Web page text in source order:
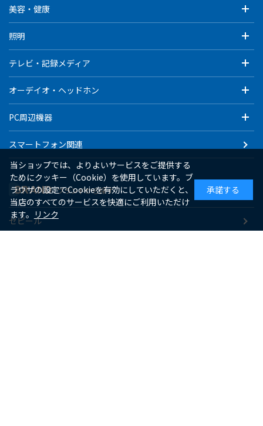
美容・健康
照明
テレビ・記録メディア
オーデイオ・ヘッドホン
PC周辺機器
スマートフォン関連
BRAND ブランドから探す
ゼピール
当ショップでは、よりよいサービスをご提供する
ためにクッキー（Cookie）を使用しています。ブ
ラウザの設定でCookieを有効にしていただくと、
当店のすべてのサービスを快適にご利用いただけ
ます。 リンク
承諾する